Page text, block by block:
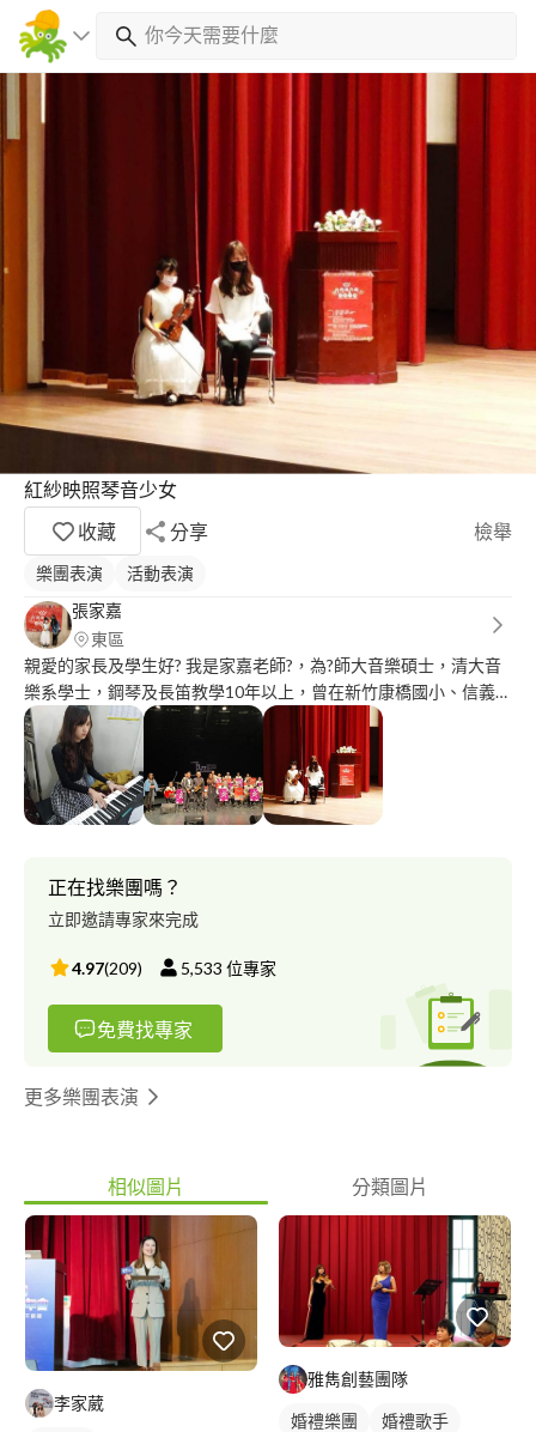
紅紗映照琴音少女
收藏
分享 檢舉
樂團表演
活動表演
張家嘉
東區
親愛的家長及學生好? 我是家嘉老師?，為?師大音樂碩士，清大音
樂系學士，鋼琴及長笛教學10年以上，曾在新竹康橋國小、信義國
小帶過樂團分部及社團，學生通過✅維也納檢定13-6級，參與比
賽，固定兩年舉辦一次音樂發表會，能對不同學生予以適性教學，
期待與不同孩子的相見！
正在找樂團嗎？
立即邀請專家來完成
4.97(209) 5,533 位專家
免費找專家
更多樂團表演
相似圖片 分類圖片
李家葳
雅雋創藝團隊
婚禮樂團
婚禮歌手